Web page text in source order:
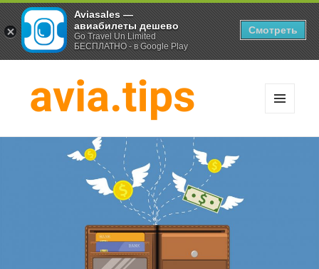
Хитрости экономных
путешественников
Aviasales —
авиабилеты дешево
Go Travel Un Limited
БЕСПЛАТНО - в Google Play
Смотреть